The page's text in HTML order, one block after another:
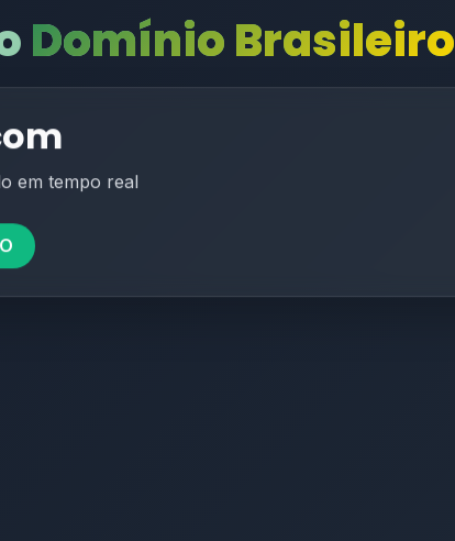
Domínio Brasileiro
em tempo real